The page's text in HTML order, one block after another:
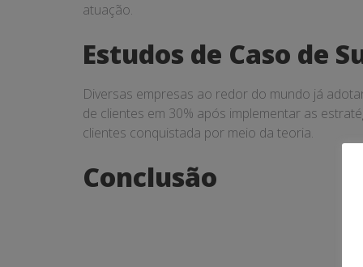
atuação.
Estudos de Caso de
Diversas empresas ao redor do mundo já
de clientes em 30% após implementar as
clientes conquistada por meio da teoria.
Conclusão